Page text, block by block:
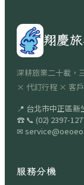
翔慶
深耕旅業二十載，
× 代訂行程 × 客戶
📍 台北市中正區新
☎ 📞 (02) 2397-
✉
服務分機